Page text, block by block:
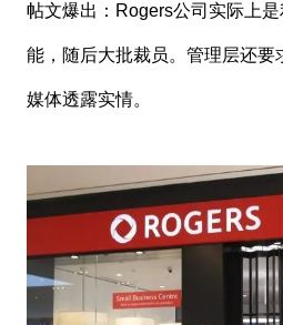
帖文爆出：Rogers公司实际上
能，随后大批裁员。管理层还要
媒体透露实情。